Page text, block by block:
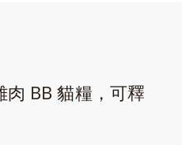
BB 貓糧，可釋